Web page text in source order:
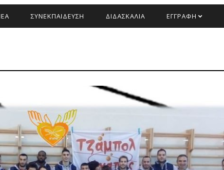
ΣΥΝΕΚΠΑΙΔΕΥΣΗ ΔΙΔΑΣΚΑΛΙΑ ΕΓΓΡΑΦΗ